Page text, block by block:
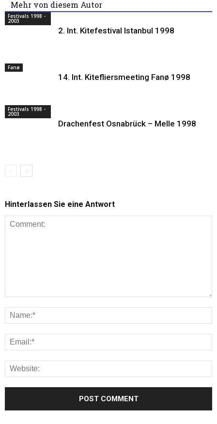
Mehr von diesem Autor
Festivals 1998 -
2003
2. Int. Kitefestival Istanbul 1998
Fanø
14. Int. Kitefliersmeeting Fanø 1998
Festivals 1998 -
2003
Drachenfest Osnabrück – Melle 1998
Hinterlassen Sie eine Antwort